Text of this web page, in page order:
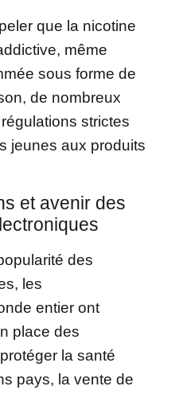
que la nicotine
même
sous forme de
de nombreux
strictes
jeunes aux produits
et avenir des
des
les
entier ont
place des
la santé
pays, la vente de